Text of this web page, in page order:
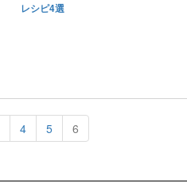
レシピ4選
4 5 6